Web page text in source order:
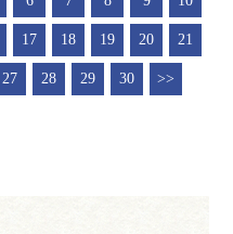
17 18 19 20 21
27 28 29 30 >>